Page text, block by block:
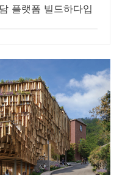
플랫폼 빌드하다입